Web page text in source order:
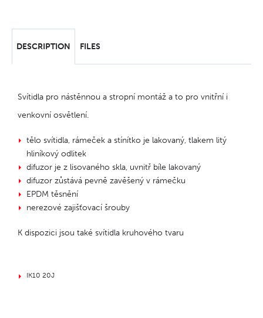
DESCRIPTION FILES
Svítidla pro nástěnnou a stropní montáž a to pro vnitřní i
venkovní osvětlení.
tělo svítidla, rámeček a stínítko je lakovaný, tlakem litý
hliníkový odlitek
difuzor je z lisovaného skla, uvnitř bíle lakovaný
difuzor zůstává pevně zavěšený v rámečku
EPDM těsnění
nerezové zajišťovací šrouby
K dispozici jsou také svítidla kruhového tvaru
IK10 20J